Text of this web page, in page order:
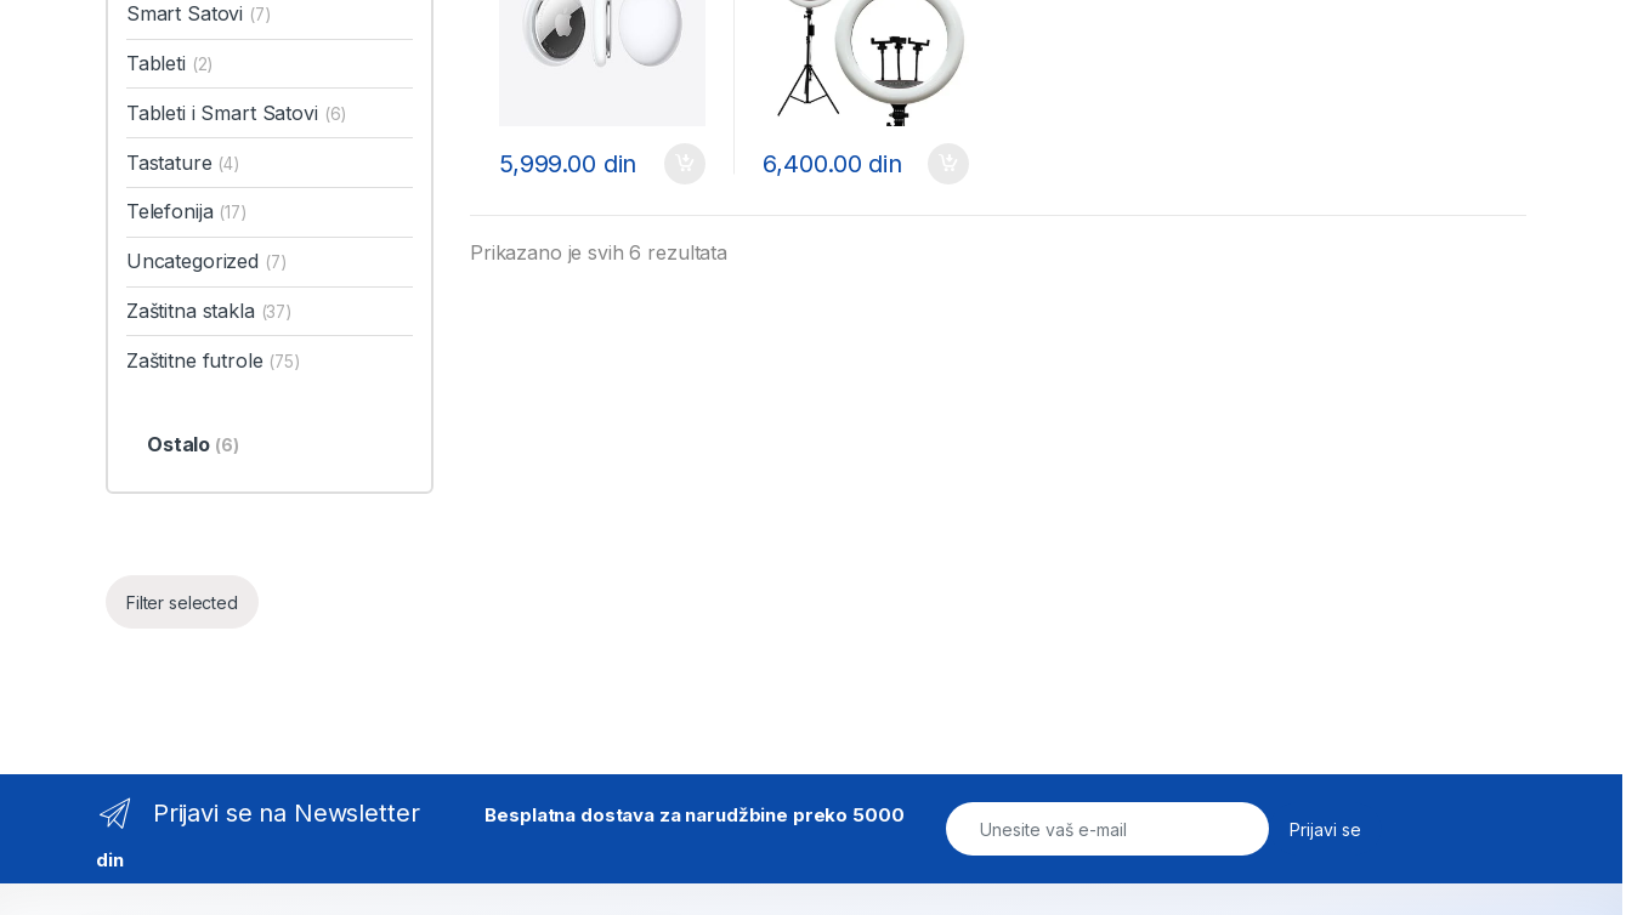
5,999.00 din 6,400.00 din
Prikazano je svih 6 rezultataSortirano po ceni: od niže ka višoj
Smart Satovi (7)
Tableti (2)
Tableti i Smart Satovi (6)
Tastature (4)
Telefonija (17)
Uncategorized (7)
Zaštitna stakla (37)
Zaštitne futrole (75)
Ostalo (6)
Filter selected
Prijavi se na Newsletter
Besplatna dostava za narudžbine preko 5000
din